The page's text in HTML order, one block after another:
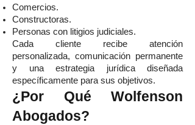
Comercios.
Constructoras.
Personas con litigios judiciales.
Cada cliente recibe atención
personalizada, comunicación permanente
y una estrategia jurídica diseñada
específicamente para sus objetivos.
¿Por Qué Wolfenson
Abogados?